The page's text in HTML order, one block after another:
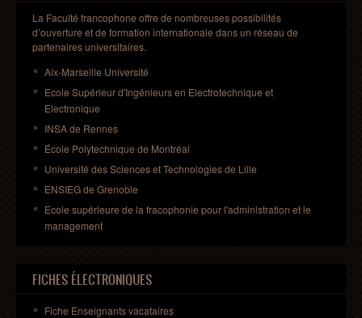
La Faculté francophone offre de nombreuses possibilités
d’ouverture et de formation internationale dans un réseau de
partenaires universitaires.
Aix-Marseille Université
Ecole Supérieur d'Ingénieurs en Electrotechnique et
Electronique
INSA de Rennes
École Polytechnique de Montréal
Université des Sciences et Technologies de Lille
ENSIEG de Grenoble
Ecole supérieure de la fracophonie pour l'administration et le
management
FICHES ÉLECTRONIQUES
Fiche Enseignantsvacataires